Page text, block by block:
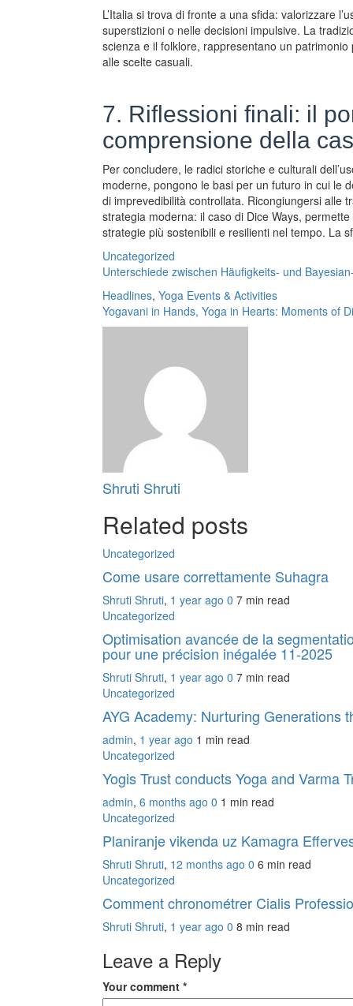
L’Italia si trova di fronte a una sfida: valorizzare
superstizioni o nelle decisioni impulsive. La
scienza e il folklore, rappresentano un
alle scelte casuali.
7. Riflessioni finali: il
comprensione della
Per concludere, le radici storiche e culturali
moderne, pongono le basi per un futuro in cui le
di imprevedibilità controllata. Ricongiungersi alle
strategia moderna: il caso di Dice Ways,
strategie più sostenibili e resilienti nel tempo. La
Uncategorized
Unterschiede zwischen Häufigkeits- und
Headlines, Yoga Events & Activities
Yogavani in Hands, Yoga in Hearts: Moments of
Shruti Shruti
Related posts
Uncategorized
Come usare correttamente Suhagra
Shruti Shruti, 1 year ago 0 7 min read
Uncategorized
Optimisation avancée de la
pour une précision inégalée 11-2025
Shruti Shruti, 1 year ago 0 7 min read
Uncategorized
AYG Academy: Nurturing Generations
admin, 1 year ago 1 min read
Uncategorized
Yogis Trust conducts Yoga and Varma
admin, 6 months ago 0 1 min read
Uncategorized
Planiranje vikenda uz Kamagra
Shruti Shruti, 12 months ago 0 6 min read
Uncategorized
Comment chronométrer Cialis
Shruti Shruti, 1 year ago 0 8 min read
Leave a Reply
Your comment *